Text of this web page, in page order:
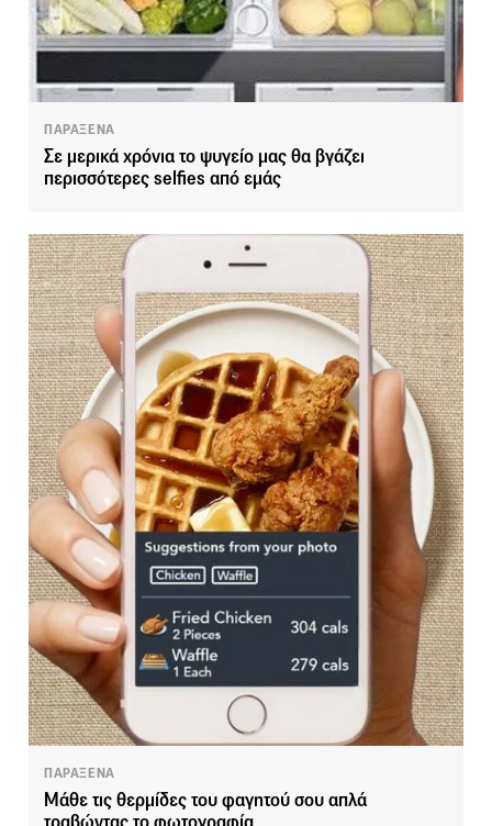
ΠΑΡΑΞΕΝΑ
Σε μερικά χρόνια το ψυγείο μας θα βγάζει
περισσότερες selfies από εμάς
ΠΑΡΑΞΕΝΑ
Μάθε τις θερμίδες του φαγητού σου απλά